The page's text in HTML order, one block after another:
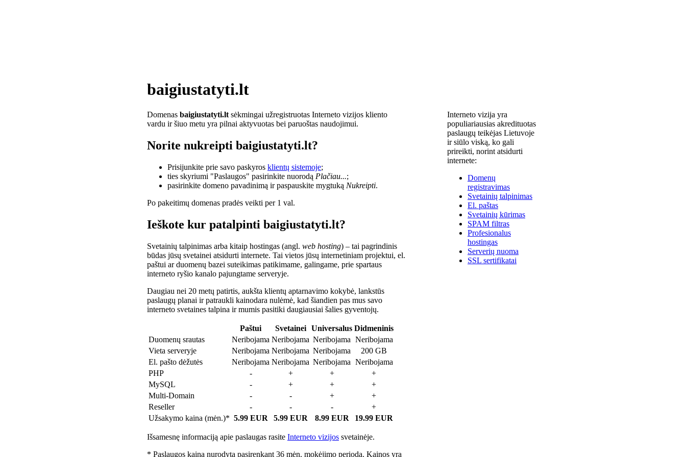
baigiustatyti.lt
Domenas baigiustatyti.lt sėkmingai užregistruotas Interneto vizijos kliento
vardu ir šiuo metu yra pilnai aktyvuotas bei paruoštas naudojimui.
Norite nukreipti baigiustatyti.lt?
Prisijunkite prie savo paskyros klientų sistemoje;
ties skyriumi "Paslaugos" pasirinkite nuorodą Plačiau...;
pasirinkite domeno pavadinimą ir paspauskite mygtuką Nukreipti.
Po pakeitimų domenas pradės veikti per 1 val.
Ieškote kur patalpinti baigiustatyti.lt?
Svetainių talpinimas arba kitaip hostingas (angl. web hosting) – tai pagrindinis
būdas jūsų svetainei atsidurti internete. Tai vietos jūsų internetiniam projektui, el.
paštui ar duomenų bazei suteikimas patikimame, galingame, prie spartaus
interneto ryšio kanalo pajungtame serveryje.
Daugiau nei 20 metų patirtis, aukšta klientų aptarnavimo kokybė, lankstūs
paslaugų planai ir patraukli kainodara nulėmė, kad šiandien pas mus savo
interneto svetaines talpina ir mumis pasitiki daugiausiai šalies gyventojų.
Paštui Svetainei Universalus Didmeninis
Duomenų srautas
Neribojama Neribojama Neribojama Neribojama
Vieta serveryje
Neribojama Neribojama Neribojama
200 GB
El. pašto dėžutės
Neribojama Neribojama Neribojama Neribojama
PHP
- + +
+
MySQL
- + +
+
Multi-Domain
- - +
+
Reseller
- - -
+
Užsakymo kaina (mėn.)* 5.99 EUR 5.99 EUR 8.99 EUR 19.99 EUR
Išsamesnę informaciją apie paslaugas rasite Interneto vizijos svetainėje.
* Paslaugos kaina nurodyta pasirenkant 36 mėn. mokėjimo periodą. Kainos yra
Interneto vizija yra
populiariausias akredituotas
paslaugų teikėjas Lietuvoje
ir siūlo viską, ko gali
prireikti, norint atsidurti
internete:
Domenų
registravimas
Svetainių talpinimas
El. paštas
Svetainių kūrimas
SPAM filtras
Profesionalus
hostingas
Serverių nuoma
SSL sertifikatai